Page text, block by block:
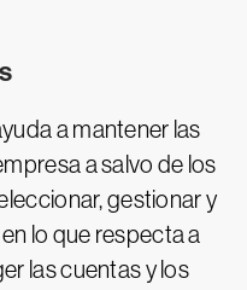
a mantener las
a salvo de los
gestionar y
lo que respecta a
las cuentas y los